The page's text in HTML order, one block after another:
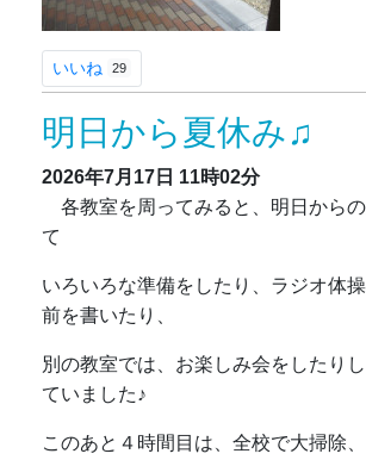
いいね 29
明日から夏休み♫
2026年7月17日 11時02分
各教室を周ってみると、明日から
て
いろいろな準備をしたり、ラジオ体
前を書いたり、
別の教室では、お楽しみ会をしたり
ていました♪
このあと４時間目は、全校で大掃除